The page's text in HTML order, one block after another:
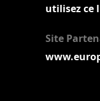
utilisez ce
Site